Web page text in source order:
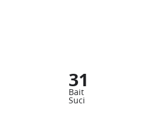
31
Bait
Suci